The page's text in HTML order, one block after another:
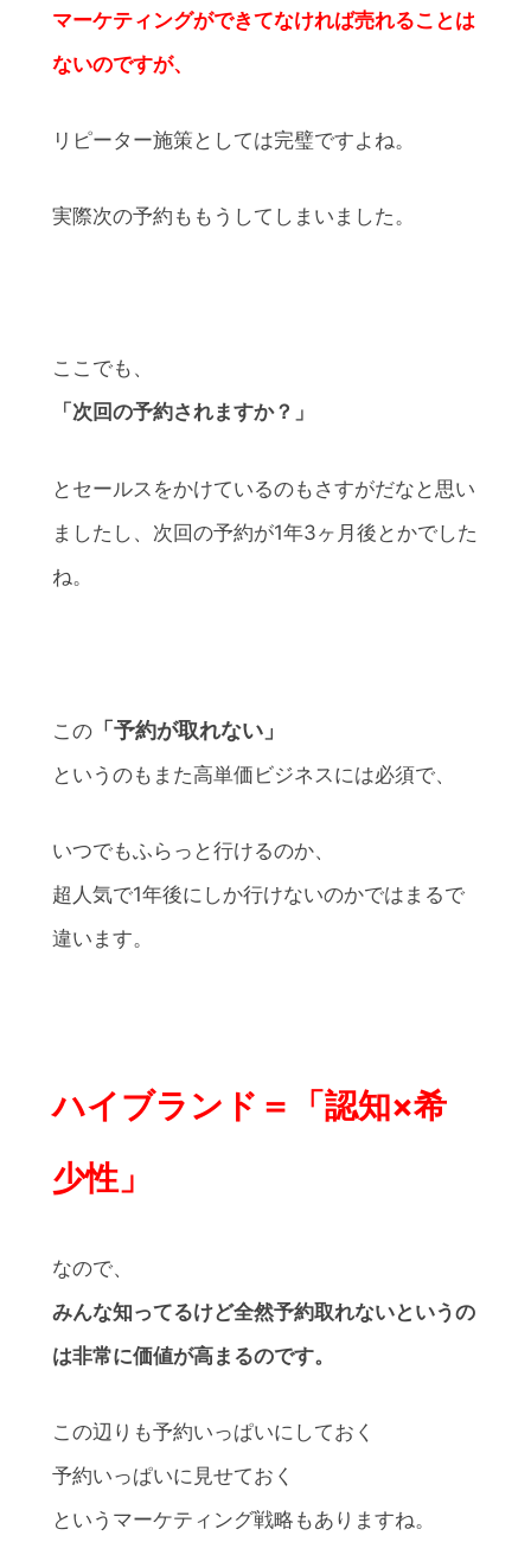
マーケティングができてなければ売れることは
ないのですが、
リピーター施策としては完璧ですよね。
実際次の予約ももうしてしまいました。
ここでも、
「次回の予約されますか？」
とセールスをかけているのもさすがだなと思い
ましたし、次回の予約が1年3ヶ月後とかでした
ね。
この 「予約が取れない」
というのもまた高単価ビジネスには必須で、
いつでもふらっと行けるのか、
超人気で1年後にしか行けないのかではまるで
違います。
ハイブランド＝「認知×希
少性」
なので、
みんな知ってるけど全然予約取れないというの
は非常に価値が高まるのです。
この辺りも予約いっぱいにしておく
予約いっぱいに見せておく
というマーケティング戦略もありますね。